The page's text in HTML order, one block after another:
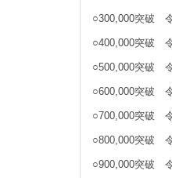
○300,000突破
○400,000突破
○500,000突破
○600,000突破
○700,000突破
○800,000突破
○900,000突破